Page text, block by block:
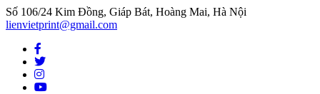
Số 106/24 Kim Đồng, Giáp Bát, Hoàng Mai, Hà Nội
lienvietprint@gmail.com